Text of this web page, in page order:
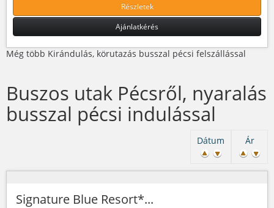
Részletek
Ajánlatkérés
Még több Kirándulás, körutazás busszal pécsi felszállással
Buszos utak Pécsről, nyaralás
busszal pécsi indulással
Ár
Dátum
Signature Blue Resort*...